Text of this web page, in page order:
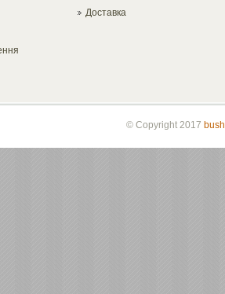
Доставка
© Copyright 2017